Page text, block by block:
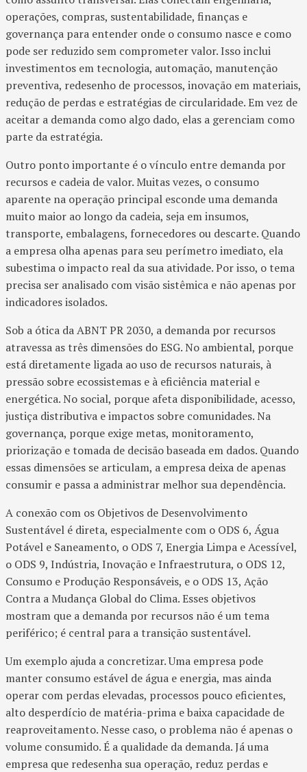
operações, compras, sustentabilidade, finanças e
governança para entender onde o consumo nasce e como
pode ser reduzido sem comprometer valor. Isso inclui
investimentos em tecnologia, automação, manutenção
preventiva, redesenho de processos, inovação em materiais,
redução de perdas e estratégias de circularidade. Em vez de
aceitar a demanda como algo dado, elas a gerenciam como
parte da estratégia.
Outro ponto importante é o vínculo entre demanda por
recursos e cadeia de valor. Muitas vezes, o consumo
aparente na operação principal esconde uma demanda
muito maior ao longo da cadeia, seja em insumos,
transporte, embalagens, fornecedores ou descarte. Quando
a empresa olha apenas para seu perímetro imediato, ela
subestima o impacto real da sua atividade. Por isso, o tema
precisa ser analisado com visão sistêmica e não apenas por
indicadores isolados.
Sob a ótica da ABNT PR 2030, a demanda por recursos
atravessa as três dimensões do ESG. No ambiental, porque
está diretamente ligada ao uso de recursos naturais, à
pressão sobre ecossistemas e à eficiência material e
energética. No social, porque afeta disponibilidade, acesso,
justiça distributiva e impactos sobre comunidades. Na
governança, porque exige metas, monitoramento,
priorização e tomada de decisão baseada em dados. Quando
essas dimensões se articulam, a empresa deixa de apenas
consumir e passa a administrar melhor sua dependência.
A conexão com os Objetivos de Desenvolvimento
Sustentável é direta, especialmente com o ODS 6, Água
Potável e Saneamento, o ODS 7, Energia Limpa e Acessível,
o ODS 9, Indústria, Inovação e Infraestrutura, o ODS 12,
Consumo e Produção Responsáveis, e o ODS 13, Ação
Contra a Mudança Global do Clima. Esses objetivos
mostram que a demanda por recursos não é um tema
periférico; é central para a transição sustentável.
Um exemplo ajuda a concretizar. Uma empresa pode
manter consumo estável de água e energia, mas ainda
operar com perdas elevadas, processos pouco eficientes,
alto desperdício de matéria-prima e baixa capacidade de
reaproveitamento. Nesse caso, o problema não é apenas o
volume consumido. É a qualidade da demanda. Já uma
empresa que redesenha sua operação, reduz perdas e